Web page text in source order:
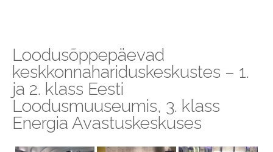
Loodusõppepäevad
keskkonnahariduskeskustes – 1.
ja 2. klass Eesti
Loodusmuuseumis, 3. klass
Energia Avastuskeskuses